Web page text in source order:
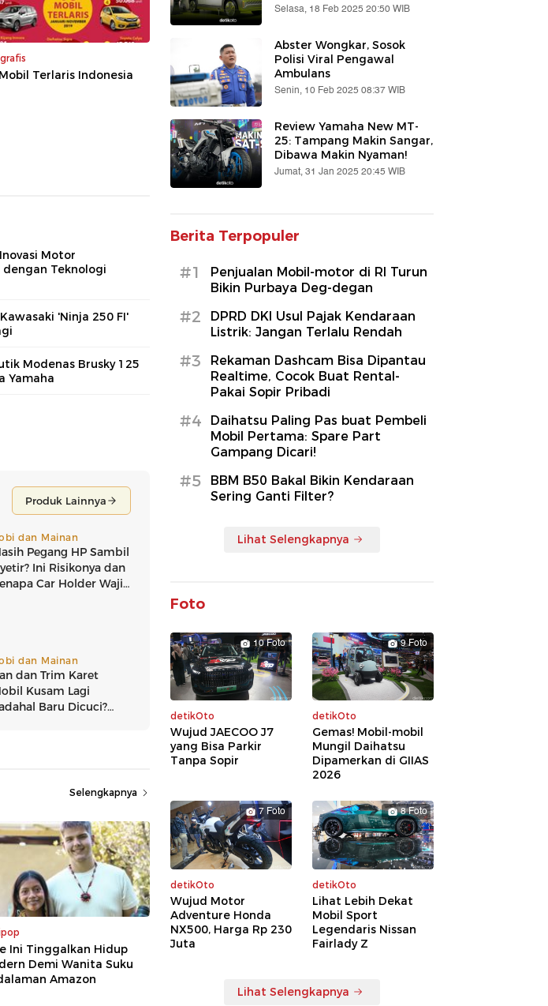
Terlaris Indonesia
Motor
Teknologi
'Ninja 250 FI'
Modenas Brusky 125
Yamaha
Selengkapnya
Ini Tinggalkan Hidup
Demi Wanita Suku
Amazon
Selasa, 18 Feb 2025 20:50 WIB
Abster Wongkar, Sosok
Polisi Viral Pengawal
Ambulans
Senin, 10 Feb 2025 08:37 WIB
Review Yamaha New MT-
25: Tampang Makin Sangar,
Dibawa Makin Nyaman!
Jumat, 31 Jan 2025 20:45 WIB
Berita Terpopuler
#1
Penjualan Mobil-motor di RI Turun
Bikin Purbaya Deg-degan
#2
DPRD DKI Usul Pajak Kendaraan
Listrik: Jangan Terlalu Rendah
#3
Rekaman Dashcam Bisa Dipantau
Realtime, Cocok Buat Rental-
Pakai Sopir Pribadi
#4
Daihatsu Paling Pas buat Pembeli
Mobil Pertama: Spare Part
Gampang Dicari!
#5
BBM B50 Bakal Bikin Kendaraan
Sering Ganti Filter?
Lihat Selengkapnya
Foto
10 Foto
detikOto
Wujud JAECOO J7
yang Bisa Parkir
Tanpa Sopir
9 Foto
detikOto
Gemas! Mobil-mobil
Mungil Daihatsu
Dipamerkan di GIIAS
2026
7 Foto
detikOto
Wujud Motor
Adventure Honda
NX500, Harga Rp 230
Juta
8 Foto
detikOto
Lihat Lebih Dekat
Mobil Sport
Legendaris Nissan
Fairlady Z
Lihat Selengkapnya